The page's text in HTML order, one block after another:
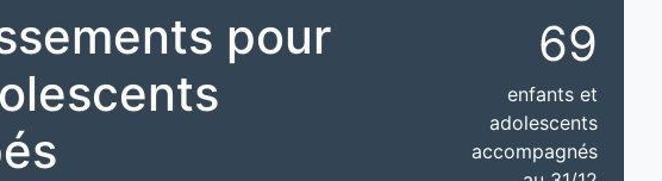
pour
69
enfants et
adolescents
accompagnés